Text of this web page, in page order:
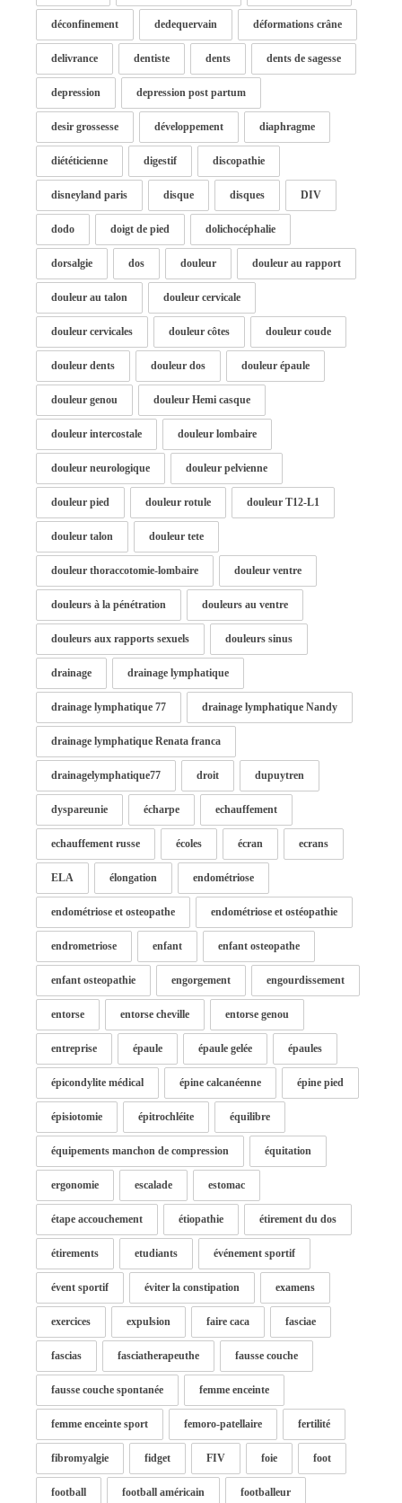
déconfinement dedequervain déformations crâne
delivrance dentiste dents dents de sagesse
depression depression post partum
desir grossesse développement diaphragme
diététicienne digestif discopathie
disneyland paris disque disques DIV
dodo doigt de pied dolichocéphalie
dorsalgie dos douleur douleur au rapport
douleur au talon douleur cervicale
douleur cervicales douleur côtes douleur coude
douleur dents douleur dos douleur épaule
douleur genou douleur Hemi casque
douleur intercostale douleur lombaire
douleur neurologique douleur pelvienne
douleur pied douleur rotule douleur T12-L1
douleur talon douleur tete
douleur thoraccotomie-lombaire douleur ventre
douleurs à la pénétration douleurs au ventre
douleurs aux rapports sexuels douleurs sinus
drainage drainage lymphatique
drainage lymphatique 77 drainage lymphatique Nandy
drainage lymphatique Renata franca
drainagelymphatique77 droit dupuytren
dyspareunie écharpe echauffement
echauffement russe écoles écran ecrans
ELA élongation endométriose
endométriose et osteopathe endométriose et ostéopathie
endrometriose enfant enfant osteopathe
enfant osteopathie engorgement engourdissement
entorse entorse cheville entorse genou
entreprise épaule épaule gelée épaules
épicondylite médical épine calcanéenne épine pied
épisiotomie épitrochléite équilibre
équipements manchon de compression équitation
ergonomie escalade estomac
étape accouchement étiopathie étirement du dos
étirements etudiants événement sportif
évent sportif éviter la constipation examens
exercices expulsion faire caca fasciae
fascias fasciatherapeuthe fausse couche
fausse couche spontanée femme enceinte
femme enceinte sport femoro-patellaire fertilité
fibromyalgie fidget FIV foie foot
football football américain footballeur